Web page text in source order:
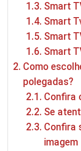
Smart
Smart
Smart
Smart
Como
polegadas?
Confira
Se
Confira
imagem